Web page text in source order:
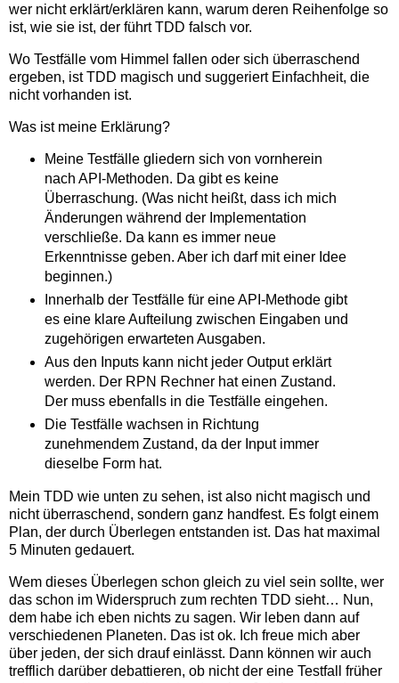
wer nicht erklärt/erklären kann, warum deren Reihenfolge so
ist, wie sie ist, der führt TDD falsch vor.
Wo Testfälle vom Himmel fallen oder sich überraschend
ergeben, ist TDD magisch und suggeriert Einfachheit, die
nicht vorhanden ist.
Was ist meine Erklärung?
Meine Testfälle gliedern sich von vornherein
nach API-Methoden. Da gibt es keine
Überraschung. (Was nicht heißt, dass ich mich
Änderungen während der Implementation
verschließe. Da kann es immer neue
Erkenntnisse geben. Aber ich darf mit einer Idee
beginnen.)
Innerhalb der Testfälle für eine API-Methode gibt
es eine klare Aufteilung zwischen Eingaben und
zugehörigen erwarteten Ausgaben.
Aus den Inputs kann nicht jeder Output erklärt
werden. Der RPN Rechner hat einen Zustand.
Der muss ebenfalls in die Testfälle eingehen.
Die Testfälle wachsen in Richtung
zunehmendem Zustand, da der Input immer
dieselbe Form hat.
Mein TDD wie unten zu sehen, ist also nicht magisch und
nicht überraschend, sondern ganz handfest. Es folgt einem
Plan, der durch Überlegen entstanden ist. Das hat maximal
5 Minuten gedauert.
Wem dieses Überlegen schon gleich zu viel sein sollte, wer
das schon im Widerspruch zum rechten TDD sieht… Nun,
dem habe ich eben nichts zu sagen. Wir leben dann auf
verschiedenen Planeten. Das ist ok. Ich freue mich aber
über jeden, der sich drauf einlässt. Dann können wir auch
trefflich darüber debattieren, ob nicht der eine Testfall früher